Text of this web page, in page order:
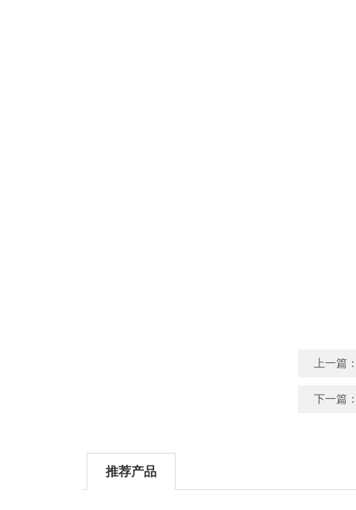
上一篇
下一篇
推荐产品